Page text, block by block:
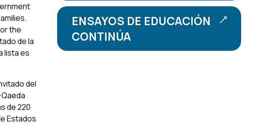
the
de la
lista es
del
de 220
Estados
ENSAYOS DE EDUCACIÓN
CONTINÚA